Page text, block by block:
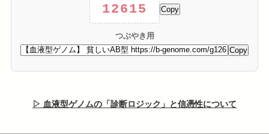
12615 Copy
つぶやき用
Copy
▷ 血液型ゲノムの「診断ロジック」と信憑性について